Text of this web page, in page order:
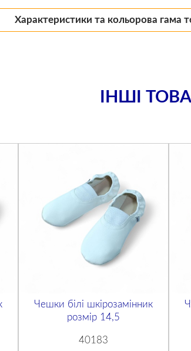
Характеристики та кольорова гама
ІНШІ
Чешки білі шкірозамінник
розмір 14,5
40183